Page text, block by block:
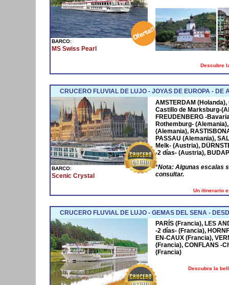
BARCO:
MS Swiss Pearl
Descubre
CRUCERO FLUVIAL DE LUJO - JOYAS DE EUROPA - DE
BARCO:
Scenic Crystal
AMSTERDAM (Holanda),
Castillo de Marksburg-
FREUDENBERG -
Rothemburg-
(Alemania),
PASSAU (Alemania),
Melk- (Austria),
-2 días- (Austria),
*Nota: Algunas escalas
consultar.
Un itinerario
CRUCERO FLUVIAL DE LUJO - GEMAS DEL SENA -
PARÍS (Francia), LES
-2 días- (Francia),
EN-CAUX (Francia),
(Francia), CONFLANS -
(Francia)
Descubra la